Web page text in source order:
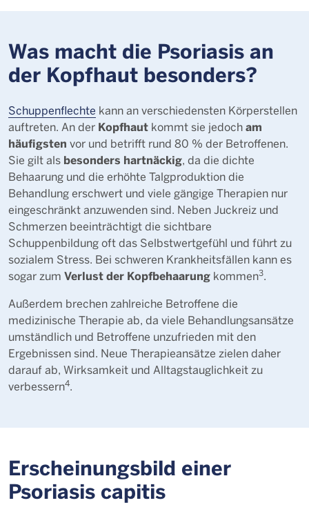
Was macht die Psoriasis an
der Kopfhaut besonders?
Schuppenflechte kann an verschiedensten Körperstellen
auftreten. An der Kopfhaut kommt sie jedocham
häufigsten vor und betrifft rund 80 % der Betroffenen.
Sie gilt als besonders hartnäckig, da die dichte
Behaarung und die erhöhte Talgproduktion die
Behandlung erschwert und viele gängige Therapien nur
eingeschränkt anzuwenden sind. Neben Juckreiz und
Schmerzen beeinträchtigt die sichtbare
Schuppenbildung oft das Selbstwertgefühl und führt zu
sozialem Stress. Bei schweren Krankheitsfällen kann es
sogar zum Verlust der Kopfbehaarung kommen3.
Außerdem brechen zahlreiche Betroffene die
medizinische Therapie ab, da viele Behandlungsansätze
umständlich und Betroffene unzufrieden mit den
Ergebnissen sind. Neue Therapieansätze zielen daher
darauf ab, Wirksamkeit und Alltagstauglichkeit zu
verbessern4.
Erscheinungsbild einer
Psoriasis capitis